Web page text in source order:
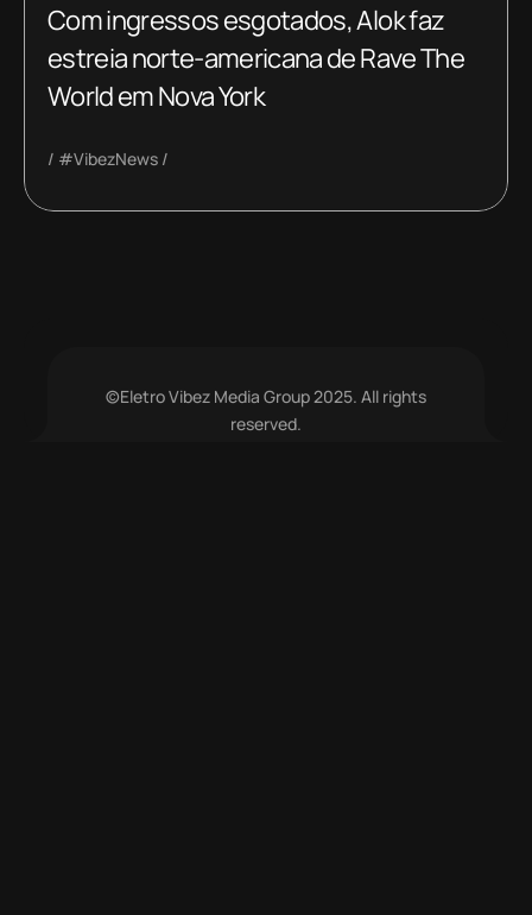
Com ingressos esgotados, Alok faz
estreia norte-americana de Rave The
World em Nova York
#VibezNews
©Eletro Vibez Media Group 2025. All rights
reserved.